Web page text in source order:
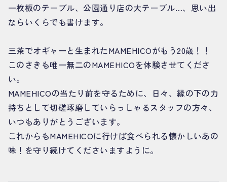
一枚板のテーブル、公園通り店の大テーブル…、思い出
ならいくらでも書けます。
三茶でオギャーと生まれたMAMEHICOがもう20歳！！
このさきも唯一無二のMAMEHICOを体験させてくださ
い。
MAMEHICOの当たり前を守るために、日々、縁の下の力
持ちとして切磋琢磨していらっしゃるスタッフの方々、
いつもありがとうございます。
これからもMAMEHICOに行けば食べられる懐かしいあの
味！を守り続けてくださいますように。